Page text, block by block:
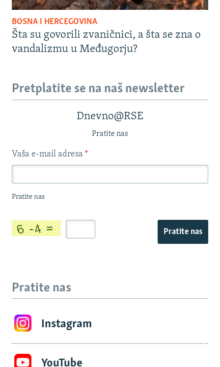
BOSNA I HERCEGOVINA
Šta su govorili zvaničnici, a šta se zna o
vandalizmu u Međugorju?
Pretplatite se na naš newsletter
Dnevno@RSE
Pratite nas
Vaša e-mail adresa *
Pratite nas
Pratite nas
Pratite nas
Instagram
YouTube